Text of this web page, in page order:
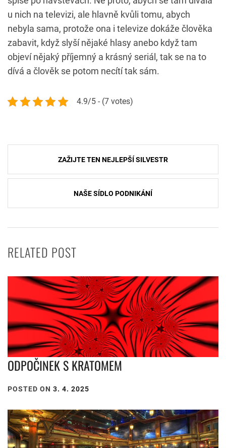
u nich na televizi, ale hlavně kvůli tomu, abych
nebyla sama, protože ona i televize dokáže člověka
zabavit, když slyší nějaké hlasy anebo když tam
objeví nějaký příjemný a krásný seriál, tak se na to
dívá a člověk se potom necítí tak sám.
4.9/5 - (7 votes)
Navigace
pro
ZAŽIJTE TEN NEJLEPŠÍ SILVESTR
NAŠE SÍDLO PODNIKÁNÍ
RELATED POST
ODPOČINEK S KRATOMEM
POSTED ON 3. 4. 2025